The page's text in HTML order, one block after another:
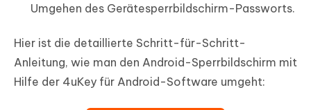
Umgehen des Gerätesperrbildschirm-Passworts.
Hier ist die detaillierte Schritt-für-Schritt-
Anleitung, wie man den Android-Sperrbildschirm mit
Hilfe der 4uKey für Android-Software umgeht: